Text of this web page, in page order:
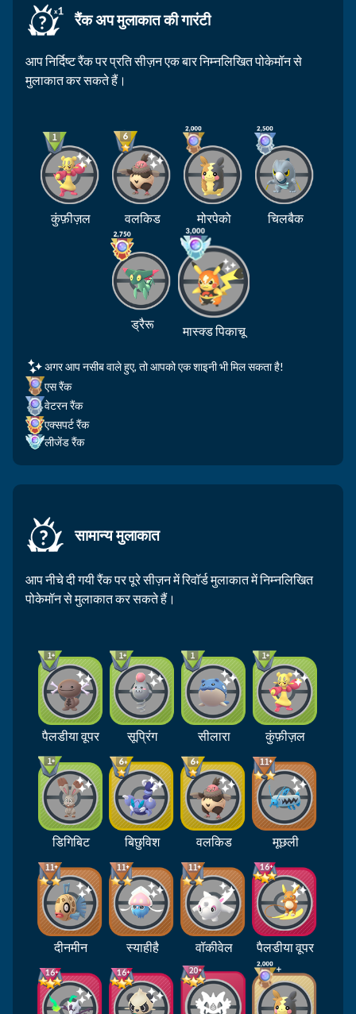
रैंक अप मुलाकात की गारंटी
आप निर्दिष्ट रैंक पर प्रति सीज़न एक बार निम्नलिखित पोकेमॉन से
मुलाकात कर सकते हैं।
कुंफ़ीज़ल वलकिड मोरपेको चिलबैक
ड्रैरू
मास्क्ड पिकाचू
अगर आप नसीब वाले हुए, तो आपको एक शाइनी भी मिल सकता है!
एस रैंक
वेटरन रैंक
एक्सपर्ट रैंक
लीजेंड रैंक
सामान्य मुलाकात
आप नीचे दी गयी रैंक पर पूरे सीज़न में रिवॉर्ड मुलाकात में निम्नलिखित
पोकेमॉन से मुलाकात कर सकते हैं।
पैलडीया वूपर सूप्रिंग सीलारा कुंफ़ीज़ल
डिगिबिट बिछुविश वलकिड मूछली
दीनमीन स्याहीहै वॉकीवेल पैलडीया वूपर